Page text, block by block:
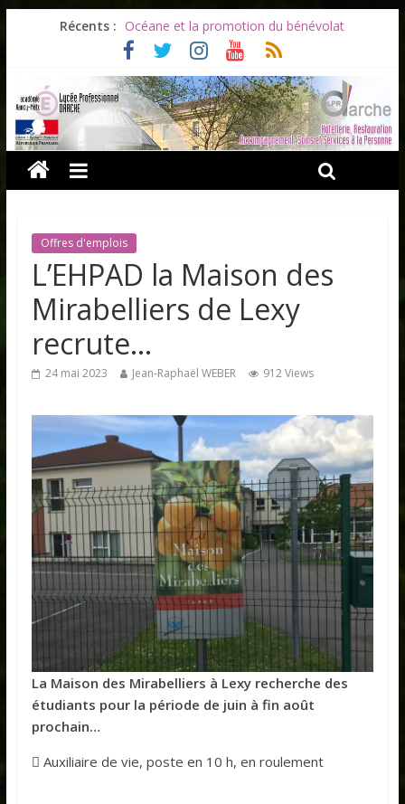
Récents : Océane et la promotion du bénévolat
Bonnes vacances à tous !
Infos rentrée septembre 2026
Soirée d’adieux au Lycée Darche
Les ULiS en haut du podium
Offres d'emplois
L’EHPAD la Maison des
Mirabelliers de Lexy
recrute…
24 mai 2023 Jean-Raphaël WEBER 912 Views
La Maison des Mirabelliers à Lexy recherche des
étudiants pour la période de juin à fin août
prochain…
 Auxiliaire de vie, poste en 10 h, en roulement